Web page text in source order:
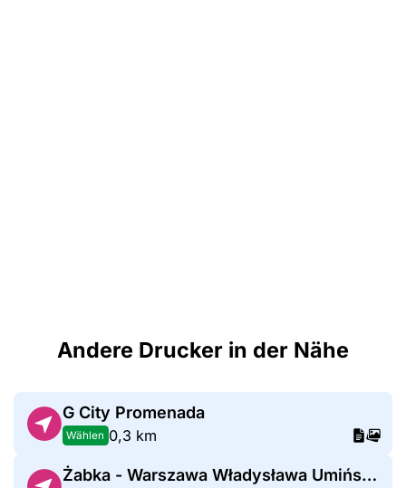
Andere Drucker in der Nähe
G City Promenada
Wählen 0,3 km
Żabka - Warszawa Władysława Umińskiego 6